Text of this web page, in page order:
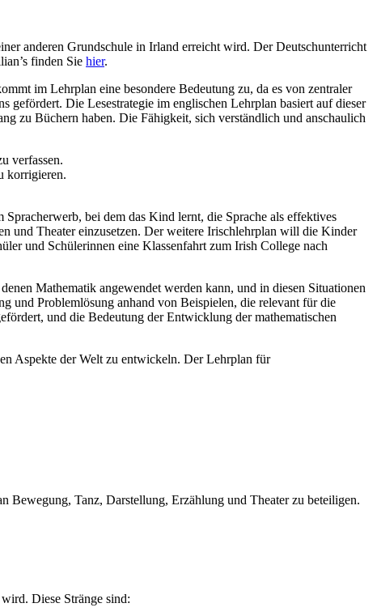
anderen Grundschule in Irland erreicht wird. Der Deutschunterricht
finden Sie hier.
im Lehrplan eine besondere Bedeutung zu, da es von zentraler
Die Lesestrategie im englischen Lehrplan basiert auf dieser
zu Büchern haben. Die Fähigkeit, sich verständlich und anschaulich
verfassen.
korrigieren.
bei dem das Kind lernt, die Sprache als effektives
und Theater einzusetzen. Der weitere Irischlehrplan will die Kinder
und Schülerinnen eine Klassenfahrt zum Irish College nach
Mathematik angewendet werden kann, und in diesen Situationen
und Problemlösung anhand von Beispielen, die relevant für die
und die Bedeutung der Entwicklung der mathematischen
Aspekte der Welt zu entwickeln. Der Lehrplan für
Bewegung, Tanz, Darstellung, Erzählung und Theater zu beteiligen.
Diese Stränge sind: